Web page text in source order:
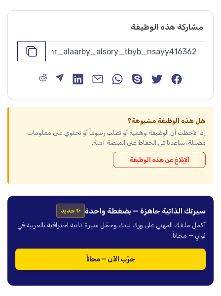
مشاركة هذه الوظيفة
هل هذه الوظيفة مشبوهة؟
إذا لاحظت أن الوظيفة وهمية أو تطلب رسوماً أو تحتوي على معلومات
مضللة، ساعدنا في الحفاظ على المنصة آمنة.
الإبلاغ عن هذه الوظيفة
سيرتك الذاتية جاهزة — بضغطة واحدة ✨ جديد
أكمل ملفك المهني على ورك لينك وحمّل سيرة ذاتية احترافية بالعربية في
ثوانٍ — مجاناً.
جرّب الآن — مجاناً